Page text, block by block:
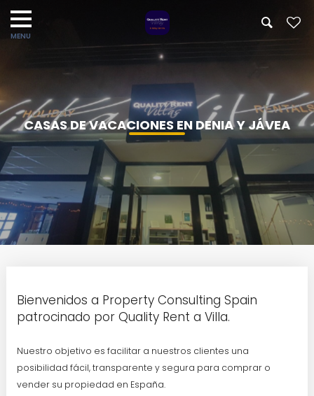
CASAS DE VACACIONES EN DENIA Y JÁVEA
Bienvenidos a Property Consulting Spain
patrocinado por Quality Rent a Villa.
Nuestro objetivo es facilitar a nuestros clientes una
posibilidad fácil, transparente y segura para comprar o
vender su propiedad en España.